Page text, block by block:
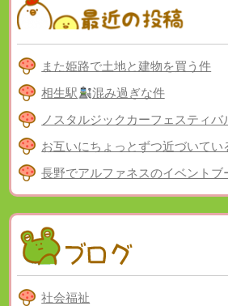
また姫路で土地と建物を買う件
相生駅
混み過ぎな件
ノスタルジックカーフェスティ
お互いにちょっとずつ近づいてい
長野でアルファネスのイベントブ
社会福祉